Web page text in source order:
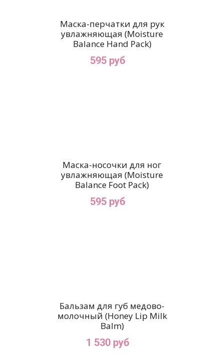
Маска-перчатки для рук
увлажняющая (Moisture
Balance Hand Pack)
595 руб
Маска-носочки для ног
увлажняющая (Moisture
Balance Foot Pack)
595 руб
Бальзам для губ медово-
молочный (Honey Lip Milk
Balm)
1 530 руб